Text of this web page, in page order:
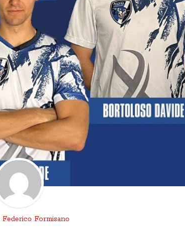
Federico Formisano